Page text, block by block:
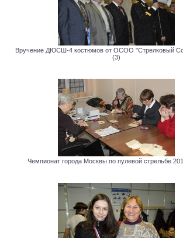
Вручение ДЮСШ-4 костюмов от ОСОО "Стрелковый
(3)
Чемпионат города Москвы по пулевой стрельбе